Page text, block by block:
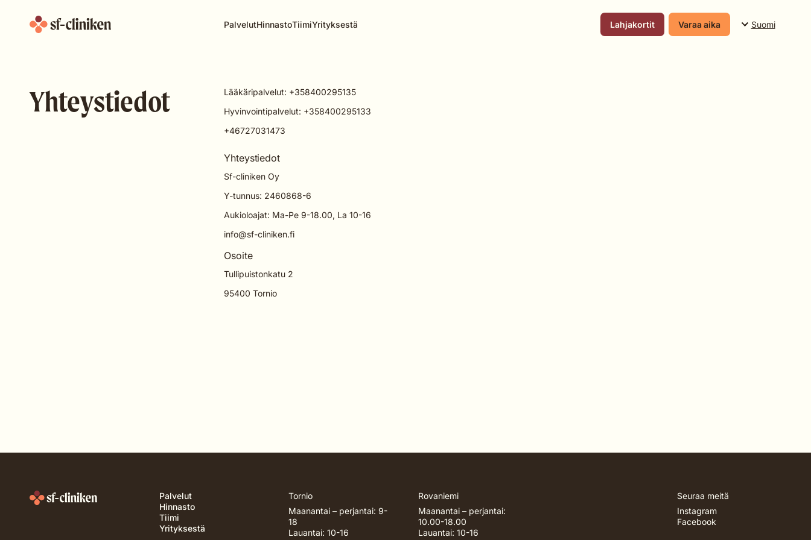
PalvelutHinnastoTiimiYrityksestä Lahjakortit Varaa aika Suomi
Yhteystiedot Lääkäripalvelut: +358400295135
Hyvinvointipalvelut: +358400295133
+46727031473
Yhteystiedot
Sf-cliniken Oy
Y-tunnus: 2460868-6
Aukioloajat: Ma-Pe 9-18.00, La 10-16
info@sf-cliniken.fi
Osoite
Tullipuistonkatu 2
95400 Tornio
Palvelut
Hinnasto
Tiimi
Yrityksestä
Tornio
Maanantai – perjantai: 9-
18
Lauantai: 10-16
Rovaniemi
Maanantai – perjantai:
10.00-18.00
Lauantai: 10-16
Seuraa meitä
Instagram
Facebook